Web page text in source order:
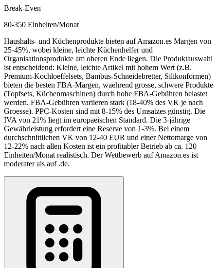
Break-Even
80-350 Einheiten/Monat
Haushalts- und Küchenprodukte bieten auf Amazon.es Margen von
25-45%, wobei kleine, leichte Küchenhelfer und
Organisationsprodukte am oberen Ende liegen. Die Produktauswahl
ist entscheidend: Kleine, leichte Artikel mit hohem Wert (z.B.
Premium-Kochloeffelsets, Bambus-Schneidebretter, Silikonformen)
bieten die besten FBA-Margen, waehrend grosse, schwere Produkte
(Topfsets, Küchenmaschinen) durch hohe FBA-Gebühren belastet
werden. FBA-Gebühren variieren stark (18-40% des VK je nach
Groesse). PPC-Kosten sind mit 8-15% des Umsatzes günstig. Die
IVA von 21% liegt im europaeischen Standard. Die 3-jährige
Gewährleistung erfordert eine Reserve von 1-3%. Bei einem
durchschnittlichen VK von 12-40 EUR und einer Nettomarge von
12-22% nach allen Kosten ist ein profitabler Betrieb ab ca. 120
Einheiten/Monat realistisch. Der Wettbewerb auf Amazon.es ist
moderater als auf .de.